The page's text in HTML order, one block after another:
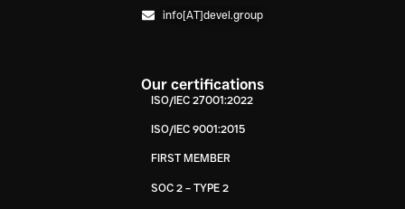
info[AT]devel.group
Our certifications
ISO/IEC 27001:2022
ISO/IEC 9001:2015
FIRST MEMBER
SOC 2 – TYPE 2